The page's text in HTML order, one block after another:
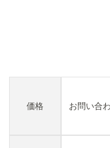
価格 お問い合